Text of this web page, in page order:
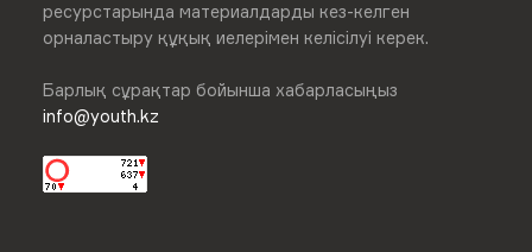
ресурстарында материалдарды кез-келген
орналастыру құқық иелерімен келісілуі керек.
Барлық сұрақтар бойынша хабарласыңыз
info@youth.kz